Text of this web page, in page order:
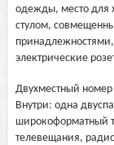
одежды, место для
стулом,
электрические
Двухместный номер
Внутри: одна
широкоформатный
телевещания,